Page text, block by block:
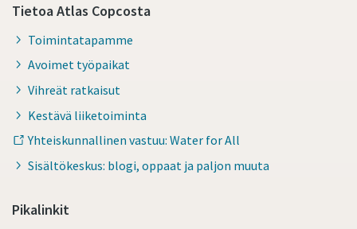
Tietoa Atlas Copcosta
Toimintatapamme
Avoimet työpaikat
Vihreät ratkaisut
Kestävä liiketoiminta
Yhteiskunnallinen vastuu: Water for All
Sisältökeskus: blogi, oppaat ja paljon muuta
Pikalinkit